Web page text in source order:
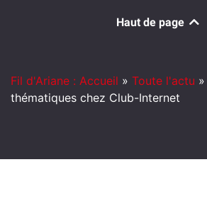
Haut de page
Fil d'Ariane : Accueil » Toute l'actu »
thématiques chez Club-Internet